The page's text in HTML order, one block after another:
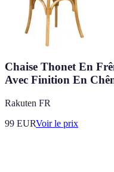
Chaise Thonet En
Avec Finition En
Rakuten FR
99 EURVoir le prix